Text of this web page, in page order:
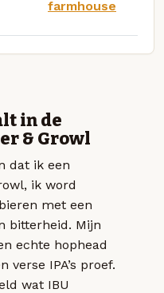
farmhouse
in de
& Growl
dat ik een
ik word
met een
bitterheid. Mijn
echte hophead
IPA’s proef.
wat IBU